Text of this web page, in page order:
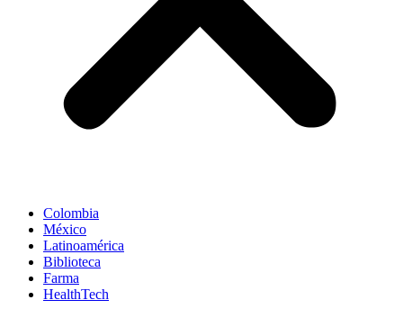
Colombia
México
Latinoamérica
Biblioteca
Farma
HealthTech